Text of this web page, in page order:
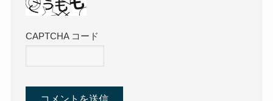
CAPTCHA コード